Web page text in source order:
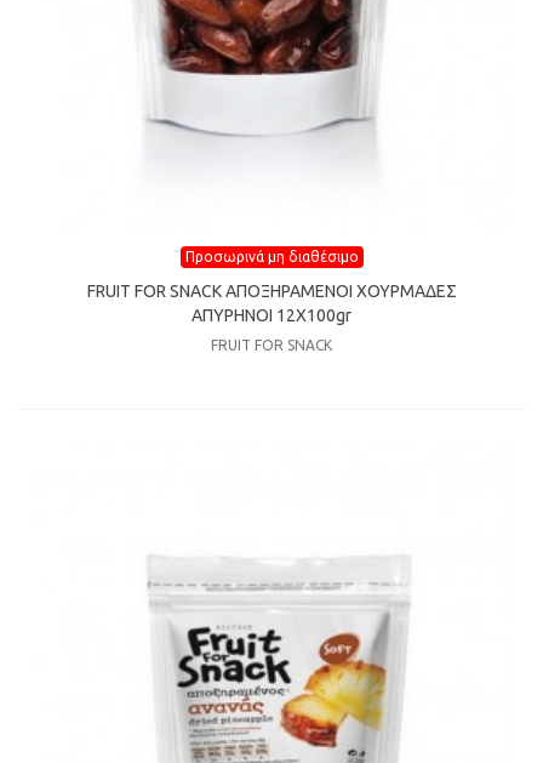
Προσωρινά μη διαθέσιμο
FRUIT FOR SNACK ΑΠΟΞΗΡΑΜΕΝΟΙ ΧΟΥΡΜΑΔΕΣ
ΑΠΥΡΗΝΟΙ 12Χ100gr
FRUIT FOR SNACK